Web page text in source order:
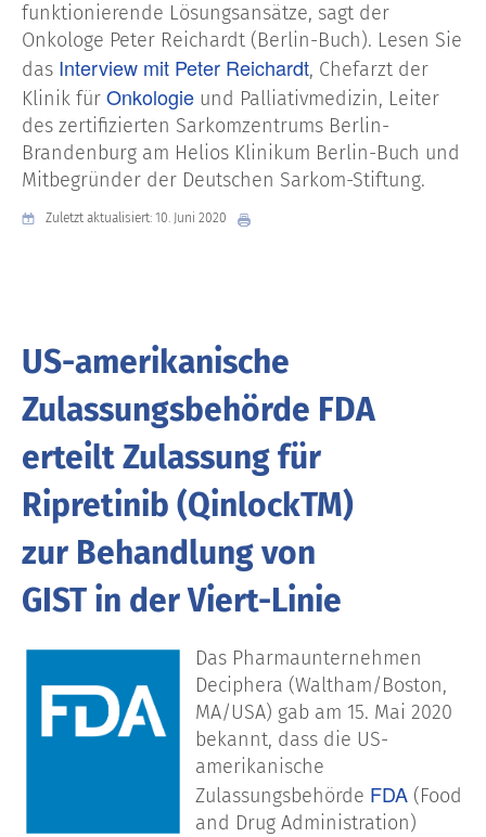
funktionierende Lösungsansätze, sagt der
Onkologe Peter Reichardt (Berlin-Buch). Lesen Sie
das Interview mit Peter Reichardt, Chefarzt der
Klinik für Onkologie und Palliativmedizin, Leiter
des zertifizierten Sarkomzentrums Berlin-
Brandenburg am Helios Klinikum Berlin-Buch und
Mitbegründer der Deutschen Sarkom-Stiftung.
Zuletzt aktualisiert: 10. Juni 2020
US-amerikanische
Zulassungsbehörde FDA
erteilt Zulassung für
Ripretinib (QinlockTM)
zur Behandlung von
GIST in der Viert-Linie
Das Pharmaunternehmen
Deciphera (Waltham/Boston,
MA/USA) gab am 15. Mai 2020
bekannt, dass die US-
amerikanische
Zulassungsbehörde FDA (Food
and Drug Administration)